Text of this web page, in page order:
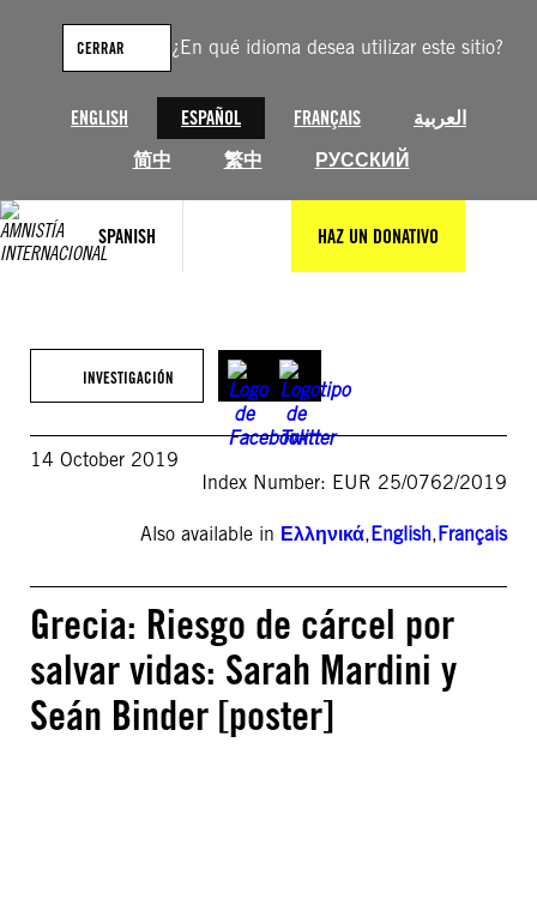
¿En qué idioma desea utilizar este sitio?
ENGLISH ESPAÑOL FRANÇAIS
العربية
简中
繁中 РУССКИЙ
CERRAR
SPANISH HAZ UN DONATIVO
contenido
INVESTIGACIÓN
14 October 2019
Index Number: EUR 25/0762/2019
Also available in Ελληνικά,English,Français
Grecia: Riesgo de cárcel por
salvar vidas: Sarah Mardini y
Seán Binder [poster]